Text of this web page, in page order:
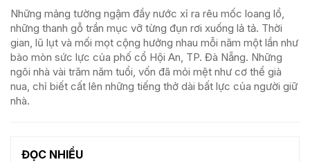
Những mảng tường ngậm đầy nước xỉ ra rêu mốc loang lổ,
những thanh gỗ trần mục vỡ từng đụn rơi xuống lả tả. Thời
gian, lũ lụt và mối mọt cộng hưởng nhau mỗi năm một lần như
bào mòn sức lực của phố cổ Hội An, TP. Đà Nẵng. Những
ngôi nhà vài trăm năm tuổi, vốn đã mỏi mệt như cơ thể già
nua, chỉ biết cất lên những tiếng thở dài bất lực của người giữ
nhà.
ĐỌC NHIỀU